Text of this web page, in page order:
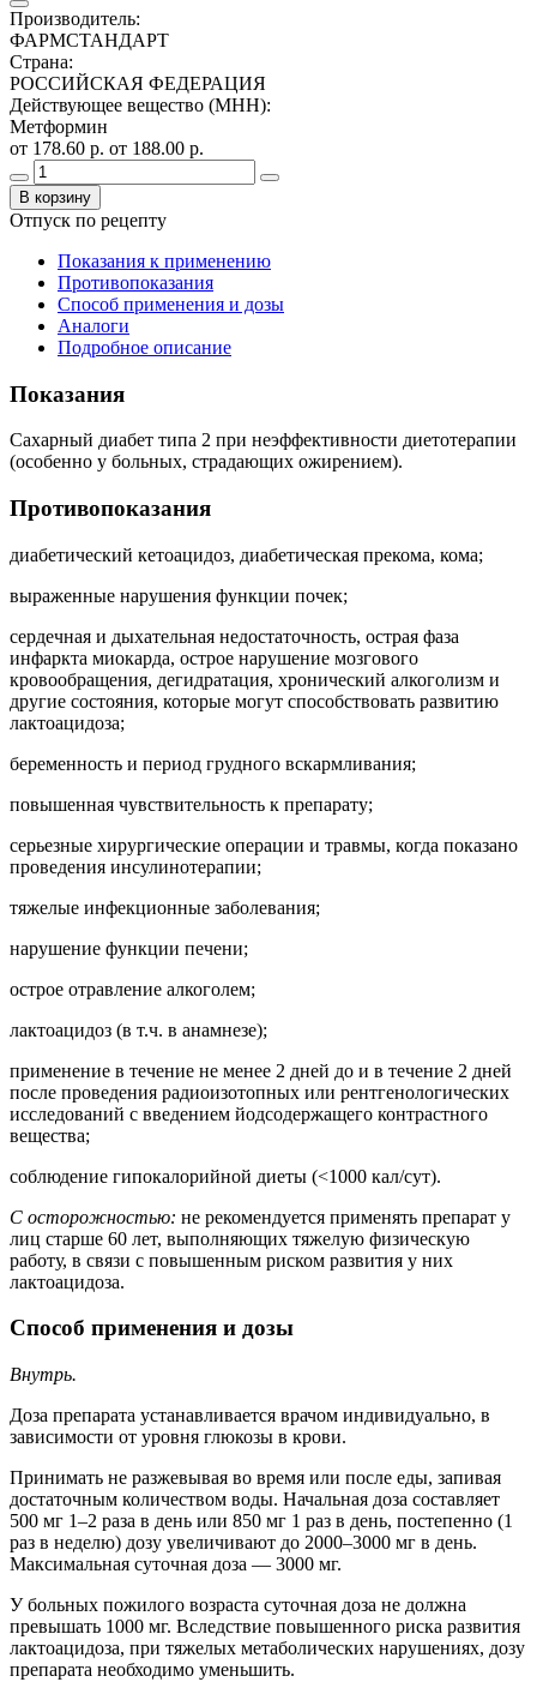
Производитель:
ФАРМСТАНДАРТ
Страна:
РОССИЙСКАЯ ФЕДЕРАЦИЯ
Действующее вещество (МНН):
Метформин
от 178.60 р. от 188.00 р.
В корзину
Отпуск по рецепту
Показания к применению
Противопоказания
Способ применения и дозы
Аналоги
Подробное описание
Показания
Сахарный диабет типа 2 при неэффективности диетотерапии
(особенно у больных, страдающих ожирением).
Противопоказания
диабетический кетоацидоз, диабетическая прекома, кома;
выраженные нарушения функции почек;
сердечная и дыхательная недостаточность, острая фаза
инфаркта миокарда, острое нарушение мозгового
кровообращения, дегидратация, хронический алкоголизм и
другие состояния, которые могут способствовать развитию
лактоацидоза;
беременность и период грудного вскармливания;
повышенная чувствительность к препарату;
серьезные хирургические операции и травмы, когда показано
проведения инсулинотерапии;
тяжелые инфекционные заболевания;
нарушение функции печени;
острое отравление алкоголем;
лактоацидоз (в т.ч. в анамнезе);
применение в течение не менее 2 дней до и в течение 2 дней
после проведения радиоизотопных или рентгенологических
исследований с введением йодсодержащего контрастного
вещества;
соблюдение гипокалорийной диеты (<1000 кал/сут).
С осторожностью: не рекомендуется применять препарат у
лиц старше 60 лет, выполняющих тяжелую физическую
работу, в связи с повышенным риском развития у них
лактоацидоза.
Способ применения и дозы
Внутрь.
Доза препарата устанавливается врачом индивидуально, в
зависимости от уровня глюкозы в крови.
Принимать не разжевывая во время или после еды, запивая
достаточным количеством воды. Начальная доза составляет
500 мг 1–2 раза в день или 850 мг 1 раз в день, постепенно (1
раз в неделю) дозу увеличивают до 2000–3000 мг в день.
Максимальная суточная доза — 3000 мг.
У больных пожилого возраста суточная доза не должна
превышать 1000 мг. Вследствие повышенного риска развития
лактоацидоза, при тяжелых метаболических нарушениях, дозу
препарата необходимо уменьшить.